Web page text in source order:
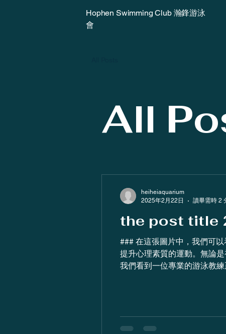
Hophen Swimming Club 瀚鋒游泳
會
All
the post title
### 在這張圖片中，我們可以看到一位
提升心理素質的運動。無論
我們看到一位專業的游泳教
heiheiaquarium
2025年2月22日
讀畢需時 2